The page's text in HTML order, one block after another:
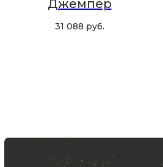
Джемпер
31 088 руб.